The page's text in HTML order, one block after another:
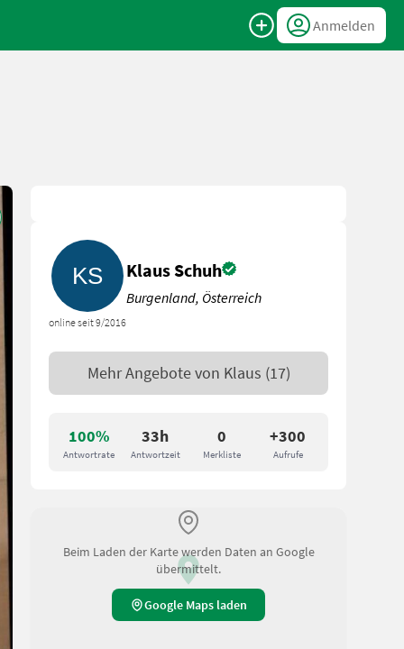
Anmelden
100%
Antwortrate
33h
Antwortzeit
0
Merkliste
+300
Aufrufe
online seit 9/2016
Klaus Schuh
Burgenland, Österreich
Mehr Angebote von Klaus (17)
Beim Laden der Karte werden Daten an Google
übermittelt.
Google Maps laden